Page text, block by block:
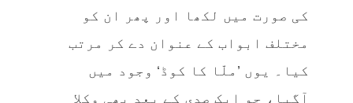
کی صورت میں لکھا اور پھر ان کو
مختلف ابواب کے عنوان دے کر مرتب
کیا۔ یوں ’ملّا کا کوڈ‘ وجود میں
آگیا، جو ایک صدی کے بعد بھی وکلا